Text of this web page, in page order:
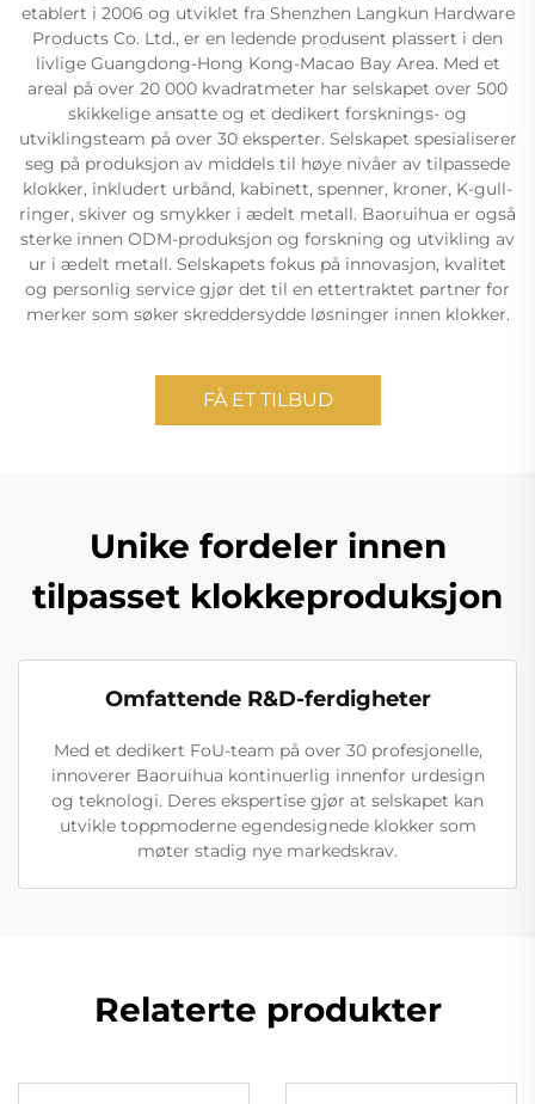
etablert i 2006 og utviklet fra Shenzhen Langkun Hardware
Products Co. Ltd., er en ledende produsent plassert i den
livlige Guangdong-Hong Kong-Macao Bay Area. Med et
areal på over 20 000 kvadratmeter har selskapet over 500
skikkelige ansatte og et dedikert forsknings- og
utviklingsteam på over 30 eksperter. Selskapet spesialiserer
seg på produksjon av middels til høye nivåer av tilpassede
klokker, inkludert urbånd, kabinett, spenner, kroner, K-gull-
ringer, skiver og smykker i ædelt metall. Baoruihua er også
sterke innen ODM-produksjon og forskning og utvikling av
ur i ædelt metall. Selskapets fokus på innovasjon, kvalitet
og personlig service gjør det til en ettertraktet partner for
merker som søker skreddersydde løsninger innen klokker.
FÅ ET TILBUD
Unike fordeler innen
tilpasset klokkeproduksjon
Omfattende R&D-ferdigheter
Med et dedikert FoU-team på over 30 profesjonelle,
innoverer Baoruihua kontinuerlig innenfor urdesign
og teknologi. Deres ekspertise gjør at selskapet kan
utvikle toppmoderne egendesignede klokker som
møter stadig nye markedskrav.
Relaterte produkter